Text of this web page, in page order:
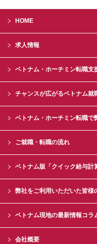
HOME
求人情報
ベトナム・ホーチミン転職支
チャンスが広がるベトナム就
ベトナム・ホーチミン転職で
ご就職・転職の流れ
ベトナム版「クイック給与計
弊社をご利用いただいた皆様
ベトナム現地の最新情報コラ
会社概要